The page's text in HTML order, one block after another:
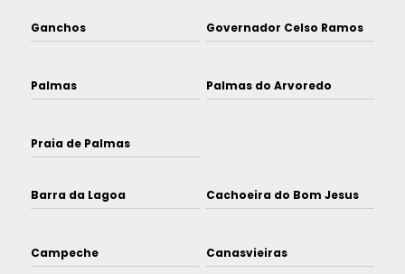
Ganchos Governador Celso Ramos
Palmas Palmas do Arvoredo
Praia de Palmas
Barra da Lagoa Cachoeira do Bom Jesus
Campeche Canasvieiras